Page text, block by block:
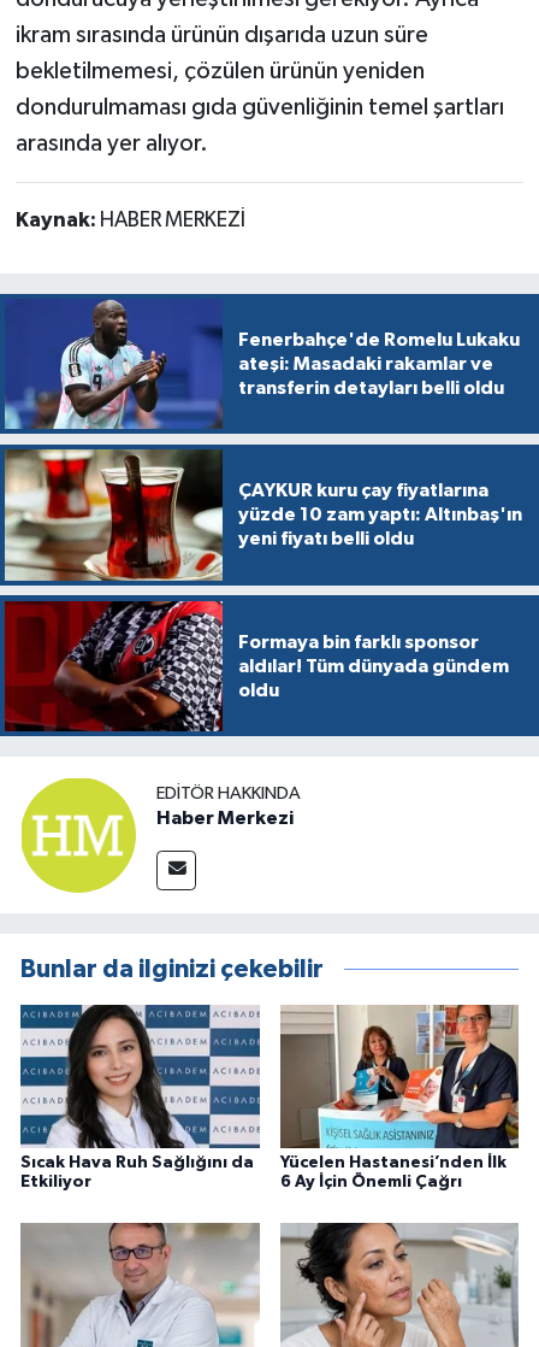
ikram sırasında ürünün dışarıda uzun süre
bekletilmemesi, çözülen ürünün yeniden
dondurulmaması gıda güvenliğinin temel şartları
arasında yer alıyor.
Kaynak: HABER MERKEZİ
Fenerbahçe'de Romelu Lukaku
ateşi: Masadaki rakamlar ve
transferin detayları belli oldu
ÇAYKUR kuru çay fiyatlarına
yüzde 10 zam yaptı: Altınbaş'ın
yeni fiyatı belli oldu
Formaya bin farklı sponsor
aldılar! Tüm dünyada gündem
oldu
EDITÖR HAKKINDA
Haber Merkezi
Bunlar da ilginizi çekebilir
Sıcak Hava Ruh Sağlığını da
Etkiliyor
Yücelen Hastanesi’nden İlk
6 Ay İçin Önemli Çağrı